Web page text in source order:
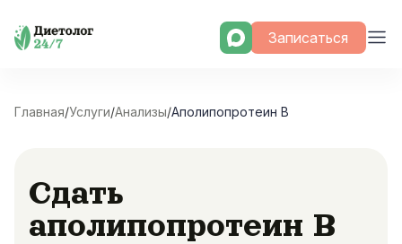
Skip
Записаться
Главная/Услуги/Анализы/Аполипопротеин В
Сдать
аполипопротеин В